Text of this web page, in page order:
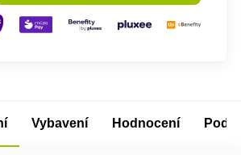
Vybavení Hodnocení